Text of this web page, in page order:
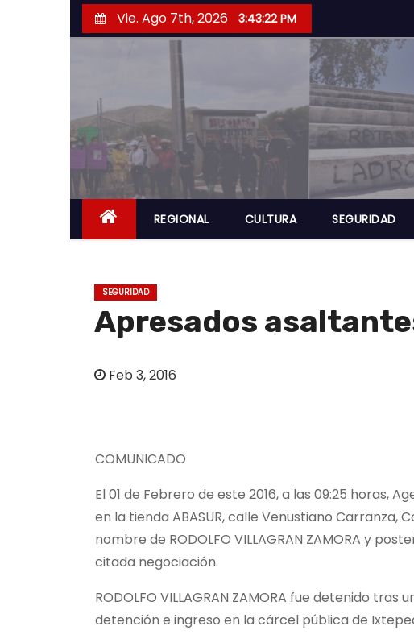
a
r
a
l
n
Vie. Ago 7th, 2026 3:43:23 PM
REGIONAL CULTURA SEGURIDAD
SEGURIDAD
Apresados
Feb 3, 2016
COMUNICADO
El 01 de Febrero de este 2016, a las 09:25 horas,
en la tienda ABASUR, calle Venustiano
nombre de RODOLFO VILLAGRAN ZAMORA y
citada negociación.
RODOLFO VILLAGRAN ZAMORA fue detenido
detención e ingreso en la cárcel pública de